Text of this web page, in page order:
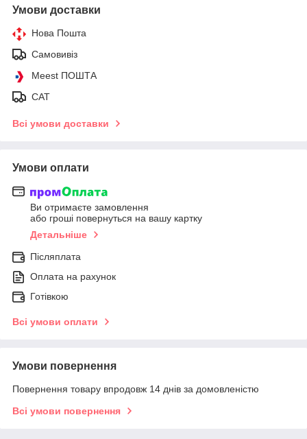
Умови доставки
Нова Пошта
Самовивіз
Meest ПОШТА
САТ
Всі умови доставки
Умови оплати
Ви отримаєте замовлення
або гроші повернуться на вашу картку
Детальніше
Післяплата
Оплата на рахунок
Готівкою
Всі умови оплати
Умови повернення
Повернення товару впродовж 14 днів за домовленістю
Всі умови повернення